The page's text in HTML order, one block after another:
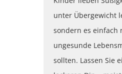
unter Übergewicht
sondern es einfach
ungesunde
sollten. Lassen Sie